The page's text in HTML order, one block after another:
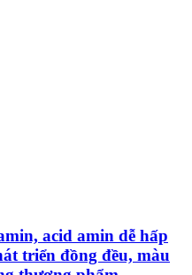
acid amin dễ hấp
triển đồng đều, màu